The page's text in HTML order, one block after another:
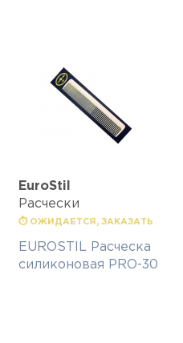
EuroStil
Расчески
⏱ ОЖИДАЕТСЯ, ЗАКАЗАТЬ
EUROSTIL Расческа
силиконовая PRO-30